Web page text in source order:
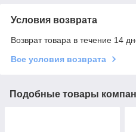
Условия возврата
Возврат товара в течение 14
Все условия возврата
Подобные товары